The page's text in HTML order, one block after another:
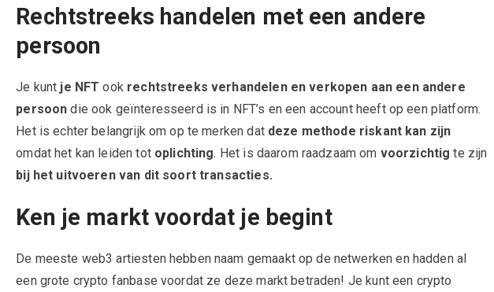
Rechtstreeks handelen met een andere
persoon
Je kunt je NFT ook rechtstreeks verhandelen en verkopen aan een andere
persoon die ook geïnteresseerd is in NFT’s en een account heeft op een platform.
Het is echter belangrijk om op te merken datdeze methode riskant kan zijn
omdat het kan leiden tot oplichting. Het is daarom raadzaam om voorzichtig te zijn
bij het uitvoeren van dit soort transacties.
Ken je markt voordat je begint
De meeste web3 artiesten hebben naam gemaakt op de netwerken en hadden al
een grote crypto fanbase voordat ze deze markt betraden! Je kunt een crypto